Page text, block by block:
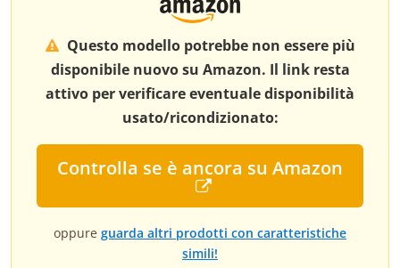
Questo modello potrebbe non essere più
disponibile nuovo su Amazon. Il link resta
attivo per verificare eventuale disponibilità
usato/ricondizionato:
Controlla se è ancora su Amazon
oppure guarda altri prodotti con caratteristiche
simili!